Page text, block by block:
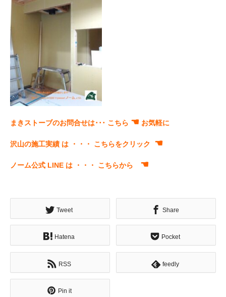
まきストーブのお問合せは･･･ こちら ☚ お気軽に
沢山の施工実績 は ・・・ こちらをクリック ☚
ノーム公式 LINE は ・・・ こちらから ☚
Tweet Share
Hatena Pocket
RSS feedly
Pin it